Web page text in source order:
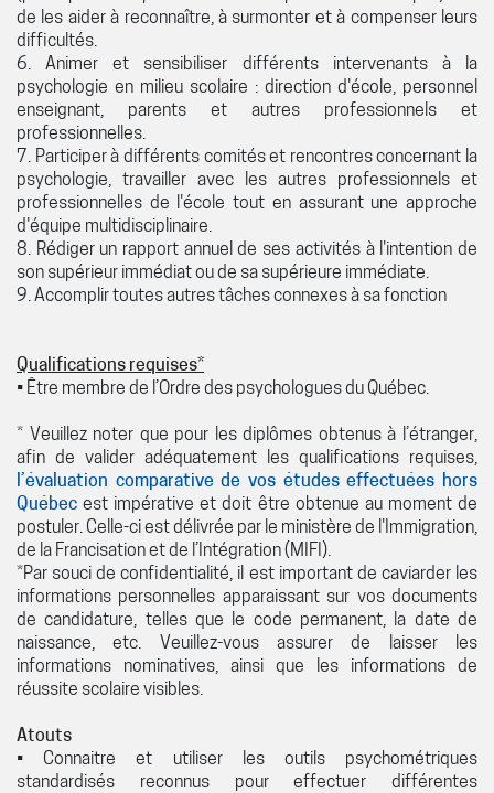
de les aider à reconnaître, à surmonter et à compenser leurs
difficultés.
6. Animer et sensibiliser différents intervenants à la
psychologie en milieu scolaire : direction d'école, personnel
enseignant, parents et autres professionnels et
professionnelles.
7. Participer à différents comités et rencontres concernant la
psychologie, travailler avec les autres professionnels et
professionnelles de l'école tout en assurant une approche
d'équipe multidisciplinaire.
8. Rédiger un rapport annuel de ses activités à l'intention de
son supérieur immédiat ou de sa supérieure immédiate.
9. Accomplir toutes autres tâches connexes à sa fonction
Qualifications requises*
• Être membre de l’Ordre des psychologues du Québec.
* Veuillez noter que pour les diplômes obtenus à l’étranger,
afin de valider adéquatement les qualifications requises,
l’évaluation comparative de vos études effectuées hors
Québec est impérative et doit être obtenue au moment de
postuler. Celle-ci est délivrée par le ministère de l'Immigration,
de la Francisation et de l’Intégration (MIFI).
*Par souci de confidentialité, il est important de caviarder les
informations personnelles apparaissant sur vos documents
de candidature, telles que le code permanent, la date de
naissance, etc. Veuillez-vous assurer de laisser les
informations nominatives, ainsi que les informations de
réussite scolaire visibles.
Atouts
• Connaitre et utiliser les outils psychométriques
standardisés reconnus pour effectuer différentes